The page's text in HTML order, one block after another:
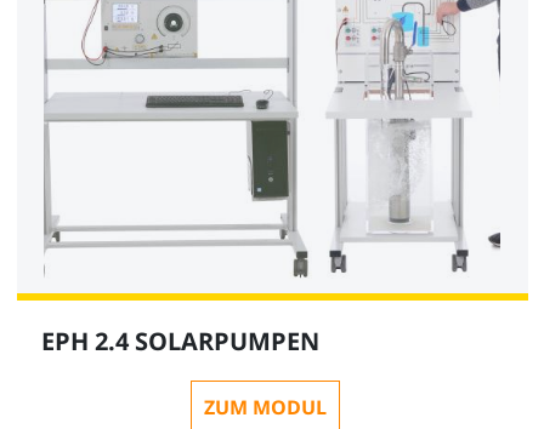
EPH 2.4 SOLARPUMPEN
ZUM MODUL